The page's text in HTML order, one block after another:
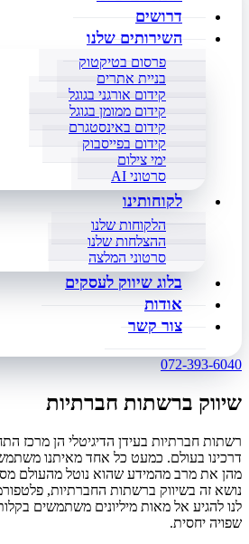
דרושים
השירותים שלנו
פרסום בטיקטוק
בניית אתרים
קידום אורגני בגוגל
קידום ממומן בגוגל
קידום באינסטגרם
קידום בפייסבוק
ימי צילום
סרטוני AI
לקוחותינו
הלקוחות שלנו
ההצלחות שלנו
סרטוני המלצה
בלוג שיווק לעסקים
אודות
צור קשר
072-393-6040
שיווק ברשתות חברתיות
רשתות חברתיות בעידן הדיגיטלי הן מרכז
דרכינו בעולם. כמעט כל אחד מאיתנו
מהן את מרב מהמידע שהוא נוטל מהעולם
נושא זה בשיווק ברשתות החברתיות,
לנו להגיע אל מאות מיליונים משתמשים
שפויה יחסית.